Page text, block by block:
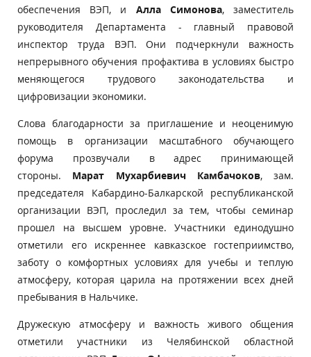
обеспечения ВЭП, и Алла Симонова, заместитель
руководителя Департамента - главный правовой
инспектор труда ВЭП. Они подчеркнули важность
непрерывного обучения профактива в условиях быстро
меняющегося трудового законодательства и
цифровизации экономики.
Слова благодарности за приглашение и неоценимую
помощь в организации масштабного обучающего
форума прозвучали в адрес принимающей
стороны. Марат Мухарбиевич Камбачоков, зам.
председателя Кабардино-Балкарской республиканской
организации ВЭП, проследил за тем, чтобы семинар
прошел на высшем уровне. Участники единодушно
отметили его искреннее кавказское гостеприимство,
заботу о комфортных условиях для учебы и теплую
атмосферу, которая царила на протяжении всех дней
пребывания в Нальчике.
Дружескую атмосферу и важность живого общения
отметили участники из Челябинской областной